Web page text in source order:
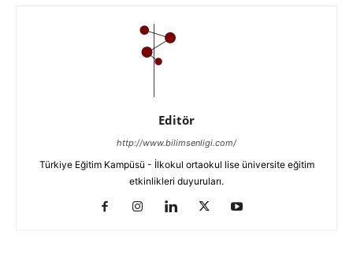
Editör
http://www.bilimsenligi.com/
Türkiye Eğitim Kampüsü - İlkokul ortaokul lise üniversite eğitim
etkinlikleri duyuruları.